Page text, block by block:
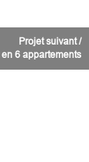
Projet suivant /
6 appartements